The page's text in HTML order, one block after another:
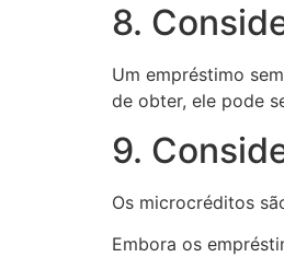
8.
Um empréstimo
de obter, ele pode
9.
Os microcréditos
Embora os